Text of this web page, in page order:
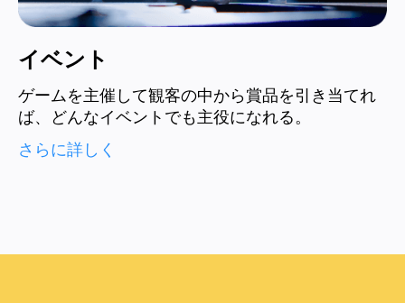
イベント
ゲームを主催して観客の中から賞品を引き当てれ
ば、どんなイベントでも主役になれる。
さらに詳しく